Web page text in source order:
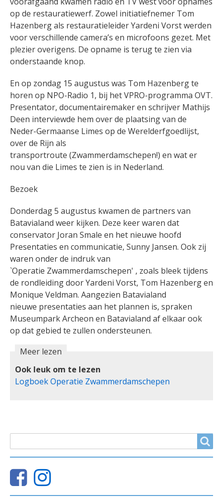
op de restauratiewerf. Zowel initiatiefnemer Tom
Hazenberg als restauratieleider Yardeni Vorst werden
voor verschillende camera’s en microfoons gezet. Met
plezier overigens. De opname is terug te zien via
onderstaande knop.
En op zondag 15 augustus was Tom Hazenberg te
horen op NPO-Radio 1, bij het VPRO-programma OVT.
Presentator, documentairemaker en schrijver Mathijs
Deen interviewde hem over de plaatsing van de
Neder-Germaanse Limes op de Werelderfgoedlijst,
over de Rijn als
transportroute (Zwammerdamschepen!) en wat er
nou van die Limes te zien is in Nederland.
Bezoek
Donderdag 5 augustus kwamen de partners van
Batavialand weer kijken. Deze keer waren dat
conservator Joran Smale en het nieuwe hoofd
Presentaties en communicatie, Sunny Jansen. Ook zij
waren onder de indruk van
`Operatie Zwammerdamschepen' , zoals bleek tijdens
de rondleiding door Yardeni Vorst, Tom Hazenberg en
Monique Veldman. Aangezien Batavialand
nieuwe presentaties aan het plannen is, spraken
Museumpark Archeon en Batavialand af elkaar ook
op dat gebied te zullen ondersteunen.
Meer lezen
Ook leuk om te lezen
Logboek Operatie Zwammerdamschepen